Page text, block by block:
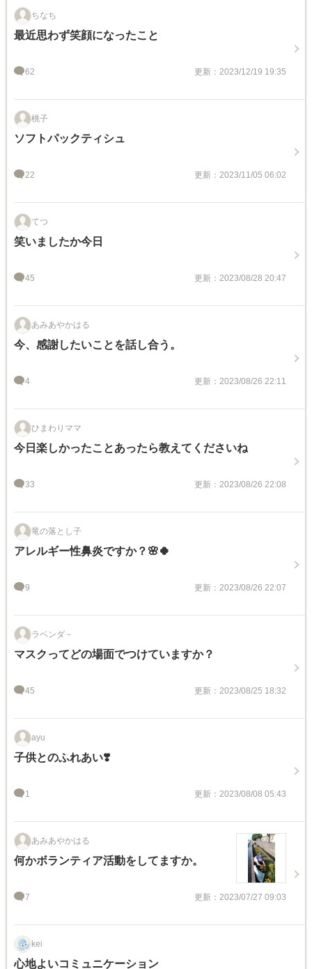
ちなち
最近思わず笑顔になったこと
62 更新：2023/12/19 19:35
桃子
ソフトパックティシュ
22 更新：2023/11/05 06:02
てつ
笑いましたか今日
45 更新：2023/08/28 20:47
あみあやかはる
今、感謝したいことを話し合う。
4 更新：2023/08/26 22:11
ひまわりママ
今日楽しかったことあったら教えてくださいね
33 更新：2023/08/26 22:08
竜の落とし子
アレルギー性鼻炎ですか？🌸🍀
9 更新：2023/08/26 22:07
ラベンダ－
マスクってどの場面でつけていますか？
45 更新：2023/08/25 18:32
ayu
子供とのふれあい❣️
1 更新：2023/08/08 05:43
あみあやかはる
何かボランティア活動をしてますか。
7 更新：2023/07/27 09:03
kei
心地よいコミュニケーション